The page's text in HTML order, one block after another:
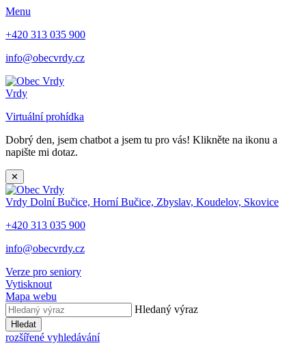
Menu
+420 313 035 900
info@obecvrdy.cz
Vrdy
Virtuální prohídka
Dobrý den, jsem chatbot a jsem tu pro vás! Klikněte na ikonu a
napište mi dotaz.
✕
Vrdy Dolní Bučice, Horní Bučice, Zbyslav, Koudelov, Skovice
+420 313 035 900
info@obecvrdy.cz
Verze pro seniory
Vytisknout
Mapa webu
Hledaný výraz
Hledat
rozšířené vyhledávání